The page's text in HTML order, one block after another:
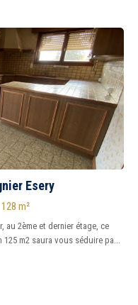
6 7 8
Neuf
Terrasse
au rez-de-
Esery
128 m²
au 2ème et dernier étage, ce
125 m2 saura vous séduire pa...